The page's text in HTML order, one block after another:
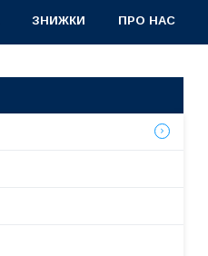
ЗНИЖКИ ПРО НАС